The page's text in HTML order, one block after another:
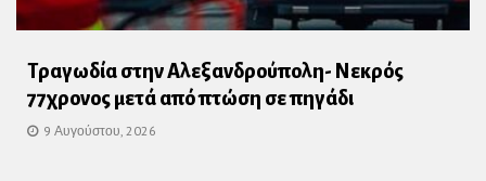
Τραγωδία στην Αλεξανδρούπολη- Νεκρός
77χρονος μετά από πτώση σε πηγάδι
9 Αυγούστου, 2026